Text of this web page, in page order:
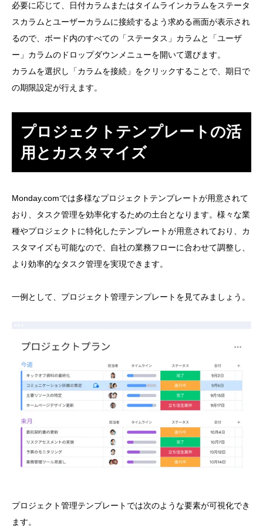
必要に応じて、日付カラムまたはタイムラインカラムをステータ
スカラムとユーザーカラムに接続するよう求める画面が表示され
るので、ボード内のすべての「ステータス」カラムと「ユーザ
ー」カラムのドロップダウンメニューを開いて選びます。
カラムを選択し「カラムを接続」をクリックすることで、期日で
の期限設定が行えます。
プロジェクトテンプレートの活
用とカスタマイズ
Monday.comでは多様なプロジェクトテンプレートが用意されて
おり、タスク管理を効率化するための土台となります。様々な業
種やプロジェクトに特化したテンプレートが用意されており、カ
スタマイズも可能なので、自社の業務フローに合わせて調整し、
より効率的なタスク管理を実現できます。
一例として、プロジェクト管理テンプレートを見てみましょう。
プロジェクト管理テンプレートでは次のような要素が可視化でき
ます。